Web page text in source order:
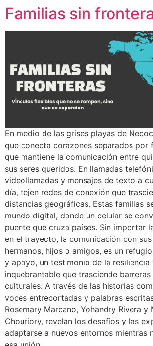
Familias sin
En medio de las grises playas de
que conecta corazones separados por
que mantiene la comunicación entre
sus seres queridos. En llamadas
videollamadas y mensajes de texto a
día, tejen redes de conexión que
distancias geográficas. Estas familias
mundo digital, donde un celular se
puente que cruza países. Sin importar
en el trayecto, la comunicación con sus
hermanos, hijos o amigos, es un
y apoyo, un testimonio de la resiliencia
inquebrantable que trasciende
culturales. A través de las historias
voces entrecortadas y palabras
Rosemary Marcano, Yohandry Rivera y
Chouriory, revelan los desafíos y las
adaptarse a nuevos entornos mientras